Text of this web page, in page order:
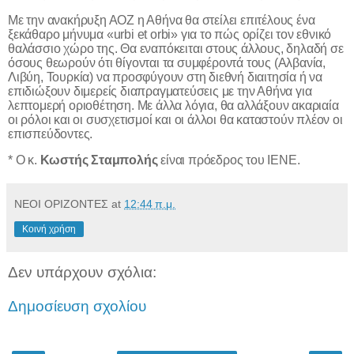
Με την ανακήρυξη ΑΟΖ η Αθήνα θα στείλει επιτέλους ένα
ξεκάθαρο μήνυμα «urbi et orbi» για το πώς ορίζει τον εθνικό
θαλάσσιο χώρο της. Θα εναπόκειται στους άλλους, δηλαδή σε
όσους θεωρούν ότι θίγονται τα συμφέροντά τους (Αλβανία,
Λιβύη, Τουρκία) να προσφύγουν στη διεθνή διαιτησία ή να
επιδιώξουν διμερείς διαπραγματεύσεις με την Αθήνα για
λεπτομερή οριοθέτηση. Με άλλα λόγια, θα αλλάξουν ακαριαία
οι ρόλοι και οι συσχετισμοί και οι άλλοι θα καταστούν πλέον οι
επισπεύδοντες.
* Ο κ. Κωστής Σταμπολής είναι πρόεδρος του ΙΕΝΕ.
ΝΕΟΙ ΟΡΙΖΟΝΤΕΣ at 12:44 π.μ.
Κοινή χρήση
Δεν υπάρχουν σχόλια:
Δημοσίευση σχολίου